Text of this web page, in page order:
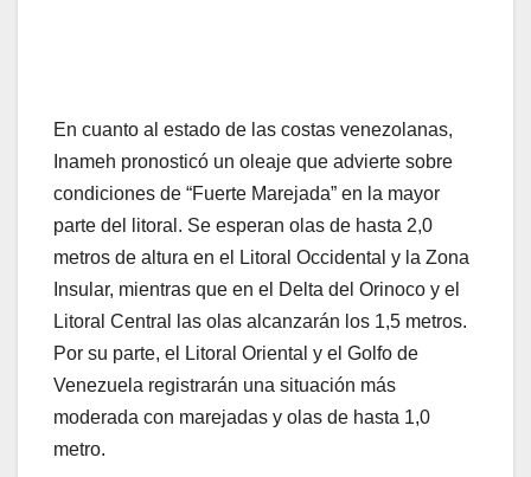
En cuanto al estado de las costas venezolanas,
Inameh pronosticó un oleaje que advierte sobre
condiciones de “Fuerte Marejada” en la mayor
parte del litoral. Se esperan olas de hasta 2,0
metros de altura en el Litoral Occidental y la Zona
Insular, mientras que en el Delta del Orinoco y el
Litoral Central las olas alcanzarán los 1,5 metros.
Por su parte, el Litoral Oriental y el Golfo de
Venezuela registrarán una situación más
moderada con marejadas y olas de hasta 1,0
metro.